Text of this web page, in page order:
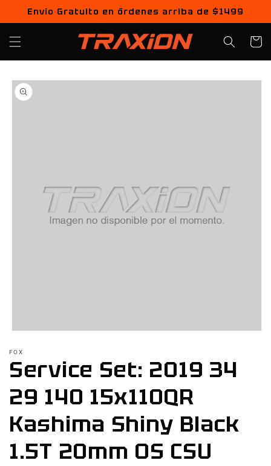
directamente
al contenido
Envío Gratuito en órdenes arriba de $1499
Carrito
directamente
a la
información
multimedia
1
en
ventana
modal
FOX
Service Set: 2019 34
29 140 15x110QR
Kashima Shiny Black
1.5T 20mm OS CSU